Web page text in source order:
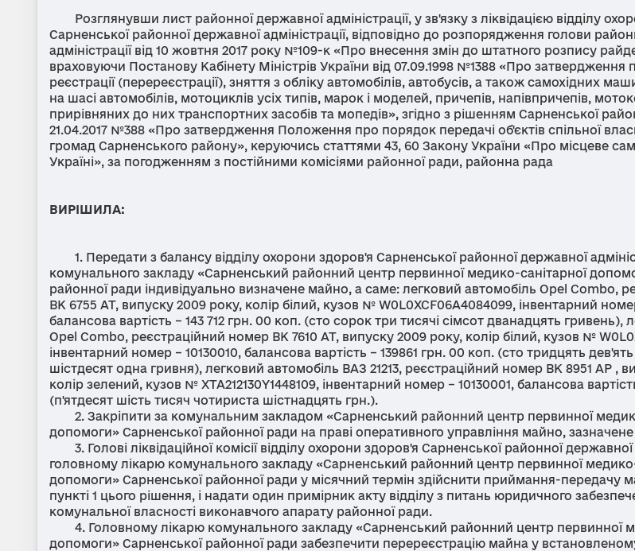
Розглянувши лист районної державної адміністрації, у зв'язку з ліквідацією відділу
Сарненської районної державної адміністрації, відповідно до розпорядження голови
адміністрації від 10 жовтня 2017 року №109-к «Про внесення змін до штатного розпису
враховуючи Постанову Кабінету Міністрів України від 07.09.1998 №1388 «Про затвердження
реєстрації (перереєстрації), зняття з обліку автомобілів, автобусів, а також самохідних
на шасі автомобілів, мотоциклів усіх типів, марок і моделей, причепів, напівпричепів,
прирівняних до них транспортних засобів та мопедів», згідно з рішенням Сарненської
21.04.2017 №388 «Про затвердження Положення про порядок передачі об'єктів спільної
громад Сарненського району», керуючись статтями 43, 60 Закону України «Про місцеве
Україні», за погодженням з постійними комісіями районної ради, районна рада
ВИРІШИЛА:
1. Передати з балансу відділу охорони здоров'я Сарненської районної державної
комунального закладу «Сарненський районний центр первинної медико-санітарної
районної ради індивідуально визначене майно, а саме: легковий автомобіль Opel Combo,
ВК 6755 АТ, випуску 2009 року, колір білий, кузов № W0L0XCF06A4084099, інвентарний
балансова вартість – 143 712 грн. 00 коп. (сто сорок три тисячі сімсот дванадцять гривень),
Opel Combo, реєстраційний номер ВК 7610 АТ, випуску 2009 року, колір білий, кузов №
інвентарний номер – 10130010, балансова вартість – 139861 грн. 00 коп. (сто тридцять дев'ять
шістдесят одна гривня), легковий автомобіль ВАЗ 21213, реєстраційний номер ВК 8951 АР ,
колір зелений, кузов № XТА212130Y1448109, інвентарний номер – 10130001, балансова
(п'ятдесят шість тисяч чотириста шістнадцять грн.).
2. Закріпити за комунальним закладом «Сарненський районний центр первинної
допомоги» Сарненської районної ради на праві оперативного управління майно, зазначене
3. Голові ліквідаційної комісії відділу охорони здоров'я Сарненської районної державної
головному лікарю комунального закладу «Сарненський районний центр первинної медико-
допомоги» Сарненської районної ради у місячний термін здійснити приймання-передачу
пункті 1 цього рішення, і надати один примірник акту відділу з питань юридичного
комунальної власності виконавчого апарату районної ради.
4. Головному лікарю комунального закладу «Сарненський районний центр первинної
допомоги» Сарненської районної ради забезпечити перереєстрацію майна у